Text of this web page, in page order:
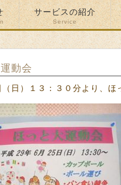
サービスの紹介
Service
動会
（日）１３：３０分より、